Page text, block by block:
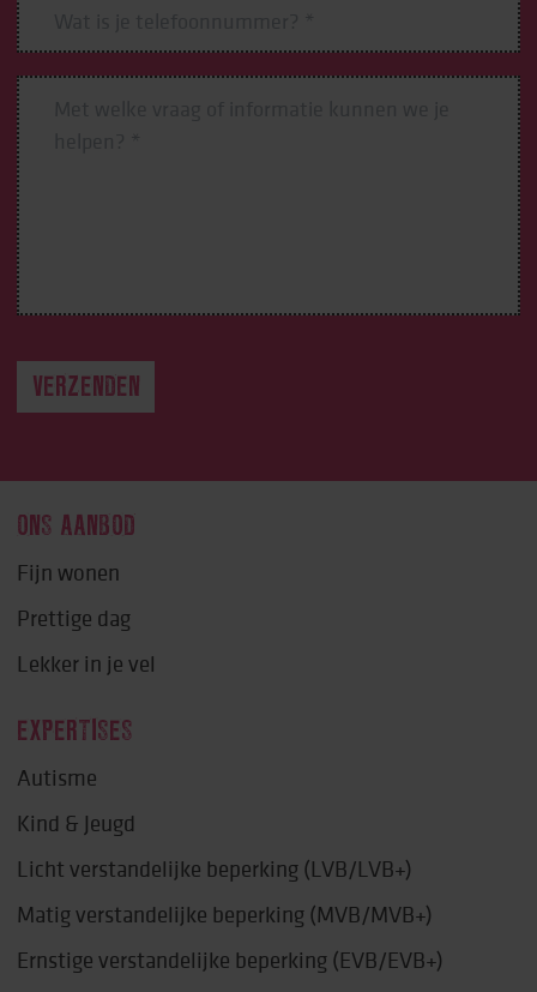
ONS AANBOD
Fijn wonen
Prettige dag
Lekker in je vel
EXPERTISES
Autisme
Kind & Jeugd
Licht verstandelijke beperking (LVB/LVB+)
Matig verstandelijke beperking (MVB/MVB+)
Ernstige verstandelijke beperking (EVB/EVB+)